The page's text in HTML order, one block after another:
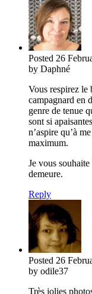
Posted 26
by Daphné
Vous respirez le
campagnard en
genre de tenue
sont si
n’aspire qu’à
maximum.
Je vous
demeure.
Reply
Posted 26
by odile37
Très jolies